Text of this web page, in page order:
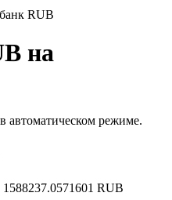
RUB
на
автоматическом режиме.
1588237.0571601 RUB